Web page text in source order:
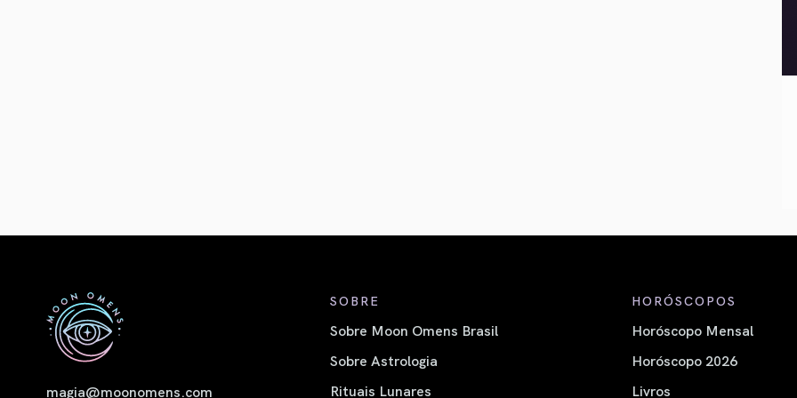
magia@moonomens.com
SOBRE
Sobre Moon Omens Brasil
Sobre Astrologia
Rituais Lunares
HORÓSCOPOS
Horóscopo Mensal
Horóscopo 2026
Livros